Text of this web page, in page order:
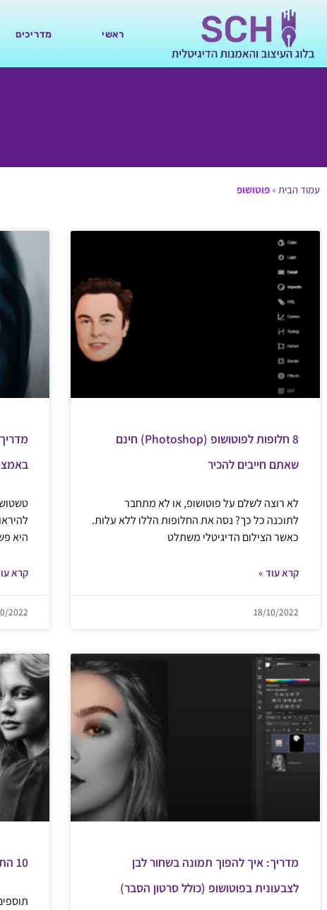
ראשי מדריכים
עמוד הבית »פוטושופ
8 חלופות לפוטושופ (Photoshop) חינם
שאתם חייבים להכיר
לא רוצה לשלם על פוטושופ, או לא מתחבר
לתוכנה כל כך? נסה את החלופות הללו ללא עלות.
כאשר הצילום הדיגיטלי משתלט
קרא עוד »
18/10/2022
היא
קרא
2022
מדריך: איך להפוך תמונה בשחור לבן
לצבעונית בפוטושופ (כולל סרטון הסבר)
10 התוספים הטובים ביותר לשימוש בפוטושופ